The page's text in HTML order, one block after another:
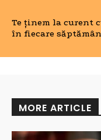
Te ținem la curent
în fiecare
MORE ARTICLE